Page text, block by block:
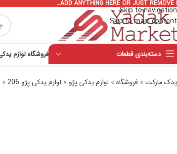
Skip to navigation
Skip to main content
ADD ANYTHING HERE OR JUST REMOVE
دسته‌بندی قطعات فروشگاه لوازم
یدک مارکت» فروشگاه» لوازم یدکی پژو » لوازم یدکی پژو 206 »